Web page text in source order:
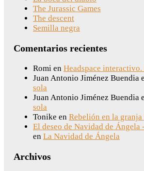
The Jurassic Games
The descent
Semilla negra
Comentarios recientes
Romi en Headspace interactivo.
Juan Antonio Jiménez Buendia
sola
Juan Antonio Jiménez Buendia
sola
Tonike en Rebelión en la
El deseo de Navidad de Ángela
en La Navidad de Ángela
Archivos